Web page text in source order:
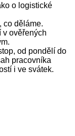
o logistické
co děláme.
v ověřených
od pondělí do
pracovníka
i ve svátek.